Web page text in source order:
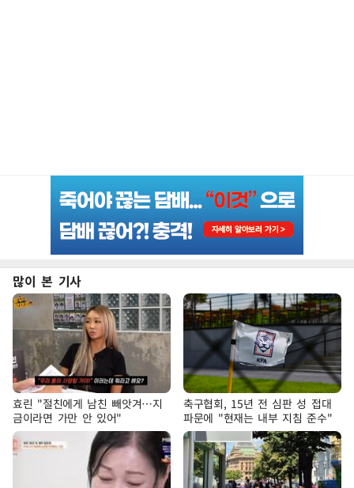
많이 본 기사
효린 "절친에게 남친 빼앗겨…지
금이라면 가만 안 있어"
축구협회, 15년 전 심판 성 접대
파문에 "현재는 내부 지침 준수"